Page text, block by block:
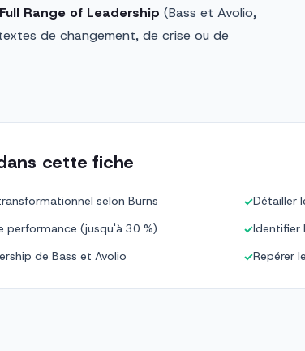
Full Range of Leadership (Bass et Avolio,
de changement, de crise ou de
cette fiche
selon Burns ✓Détailler
performance (jusqu'à 30 %) ✓Identifier
de Bass et Avolio ✓Repérer